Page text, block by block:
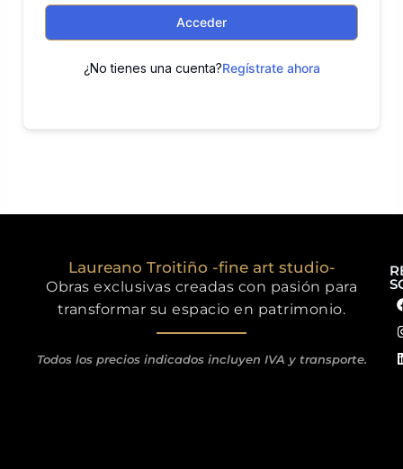
Acceder
¿No tienes una cuenta?Regístrate ahora
Laureano Troitiño -fine art studio-
Obras exclusivas creadas con pasión para
transformar su espacio en patrimonio.
Todos los precios indicados incluyen IVA y transporte.